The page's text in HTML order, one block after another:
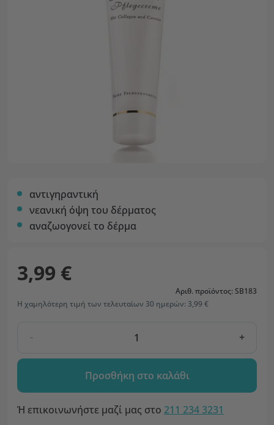
αντιγηραντική
νεανική όψη του δέρματος
αναζωογονεί το δέρμα
3,99 €
Αριθ. προϊόντος: SB183
Η χαμηλότερη τιμή των τελευταίων 30 ημερών: 3,99 €
- +
Προσθήκη στο καλάθι
Ή επικοινωνήστε μαζί μας στο 211 234 3231